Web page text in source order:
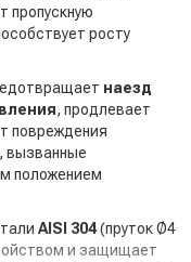
пропускную
росту
наезд
, продлевает
повреждения
вызванные
положением
AISI 304(пруток Ø4
и защищает